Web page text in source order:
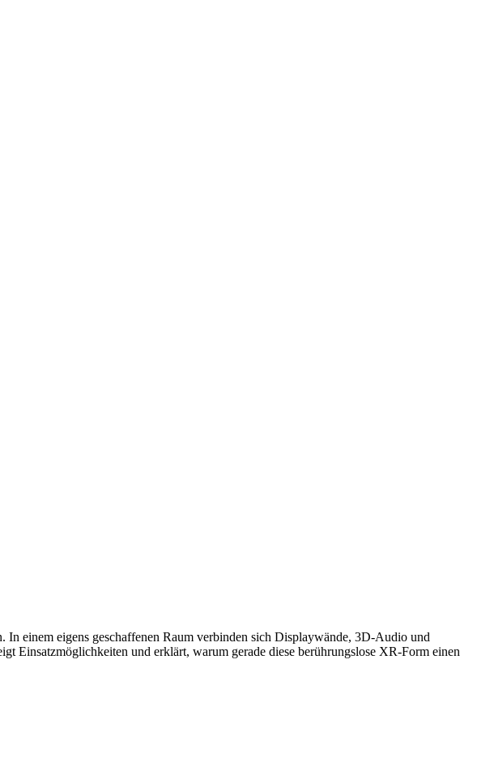
einem eigens geschaffenen Raum verbinden sich Displaywände, 3D-Audio und
Einsatzmöglichkeiten und erklärt, warum gerade diese berührungslose XR-Form einen